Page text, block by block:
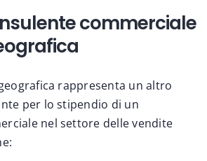
commerciale
rappresenta un altro
per lo stipendio di un
nel settore delle vendite